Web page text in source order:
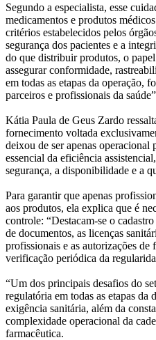
Segundo a especialista, esse
medicamentos e produtos
critérios estabelecidos pelos
segurança dos pacientes e a
do que distribuir produtos, o
assegurar conformidade,
em todas as etapas da operação,
parceiros e profissionais da
Kátia Paula de Geus Zardo
fornecimento voltada
deixou de ser apenas operacional
essencial da eficiência
segurança, a disponibilidade e a
Para garantir que apenas
aos produtos, ela explica que é
controle: “Destacam-se o
de documentos, as licenças
profissionais e as autorizações de
verificação periódica da
“Um dos principais desafios do
regulatória em todas as etapas
exigência sanitária, além da
complexidade operacional da
farmacêutica.